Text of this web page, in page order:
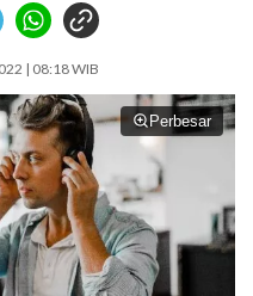
| 08:18 WIB
Perbesar